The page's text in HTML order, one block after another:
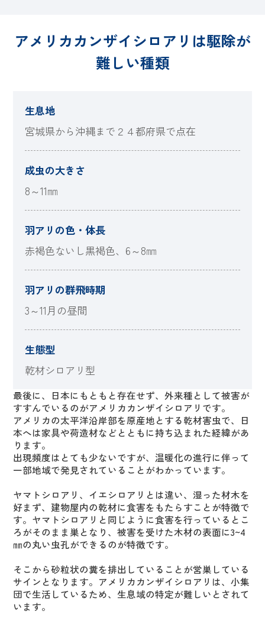
アメリカカンザイシロアリは駆除が
難しい種類
生息地
宮城県から沖縄まで２４都府県で点在
成虫の大きさ
8～11㎜
羽アリの色・体長
赤褐色ないし黒褐色、6～8㎜
羽アリの群飛時期
3～11月の昼間
生態型
乾材シロアリ型
最後に、日本にもともと存在せず、外来種として被害が
すすんでいるのがアメリカカンザイシロアリです。
アメリカの太平洋沿岸部を原産地とする乾材害虫で、日
本へは家具や荷造材などとともに持ち込まれた経緯があ
ります。
出現頻度はとても少ないですが、温暖化の進行に伴って
一部地域で発見されていることがわかっています。
ヤマトシロアリ、イエシロアリとは違い、湿った材木を
好まず、建物屋内の乾材に食害をもたらすことが特徴で
す。ヤマトシロアリと同じように食害を行っているとこ
ろがそのまま巣となり、被害を受けた木材の表面に3~4
㎜の丸い虫孔ができるのが特徴です。
そこから砂粒状の糞を排出していることが営巣している
サインとなります。アメリカカンザイシロアリは、小集
団で生活しているため、生息域の特定が難しいとされて
います。